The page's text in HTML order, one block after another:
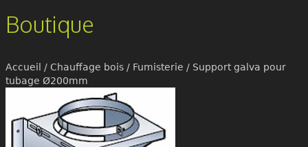
Boutique
Accueil / Chauffage bois / Fumisterie / Support galva pour
tubage Ø200mm